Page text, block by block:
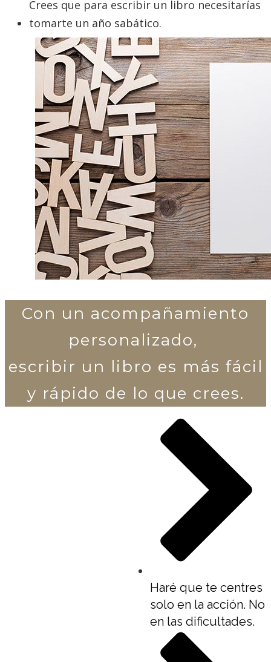
Crees que para escribir un libro necesitarías
tomarte un año sabático.
Con un acompañamiento
personalizado,
escribir un libro es más fácil
y rápido de lo que crees.
Haré que te centres
solo en la acción. No
en las dificultades.